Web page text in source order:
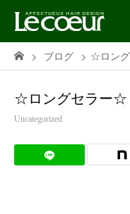
ブログ ☆ロン
☆ロングセラー☆
Uncategorized